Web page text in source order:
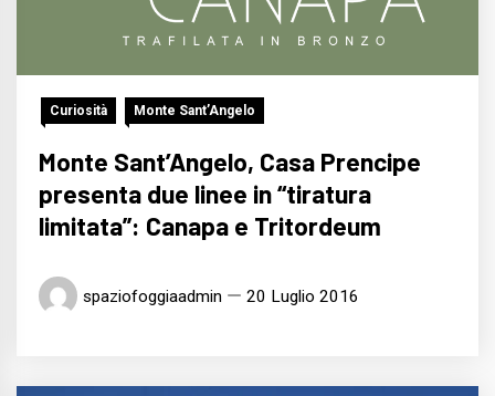
Curiosità Monte Sant’Angelo
Monte Sant’Angelo, Casa Prencipe
presenta due linee in “tiratura
limitata”: Canapa e Tritordeum
spaziofoggiaadmin 20 Luglio 2016